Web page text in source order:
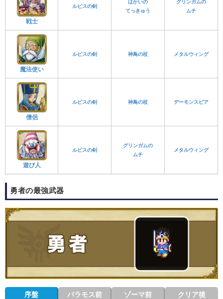
戦士
ルビスの剣
はかいの
てっきゅう
グリンガムの
ムチ
魔法使い
ルビスの剣 神鳥の杖 メタルウィング
僧侶
ルビスの剣 神鳥の杖 デーモンスピア
遊び人
ルビスの剣
グリンガムの
ムチ
メタルウィング
勇者の最強武器
序盤 バラモス前 ゾーマ前 クリア後